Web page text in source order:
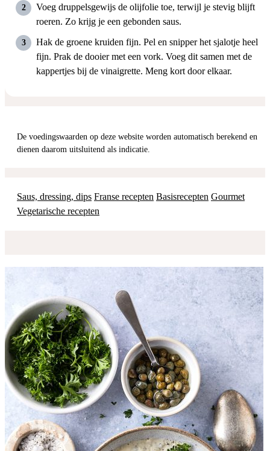
Voeg druppelsgewijs de olijfolie toe, terwijl je stevig blijft
roeren. Zo krijg je een gebonden saus.
Hak de groene kruiden fijn. Pel en snipper het sjalotje heel
fijn. Prak de dooier met een vork. Voeg dit samen met de
kappertjes bij de vinaigrette. Meng kort door elkaar.
De voedingswaarden op deze website worden automatisch berekend en
dienen daarom uitsluitend als indicatie.
Saus, dressing, dips Franse recepten Basisrecepten Gourmet
Vegetarische recepten